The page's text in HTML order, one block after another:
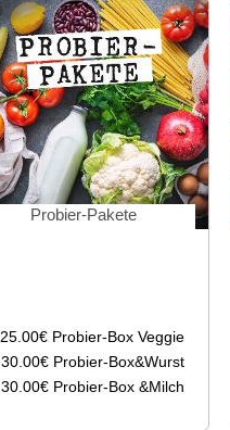
Probier-Pakete
25.00€ Probier-Box Veggie
30.00€ Probier-Box&Wurst
30.00€ Probier-Box &Milch